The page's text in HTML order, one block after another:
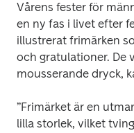
Vårens fester för
en ny fas i livet efter
illustrerat frimärken
och gratulationer. De
mousserande dryck,
”Frimärket är en
lilla storlek, vilket